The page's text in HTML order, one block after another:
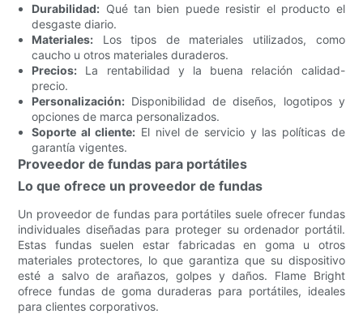
Durabilidad: Qué tan bien puede resistir el producto el
desgaste diario.
Materiales: Los tipos de materiales utilizados, como
caucho u otros materiales duraderos.
Precios: La rentabilidad y la buena relación calidad-
precio.
Personalización: Disponibilidad de diseños, logotipos y
opciones de marca personalizados.
Soporte al cliente: El nivel de servicio y las políticas de
garantía vigentes.
Proveedor de fundas para portátiles
Lo que ofrece un proveedor de fundas
Un proveedor de fundas para portátiles suele ofrecer fundas
individuales diseñadas para proteger su ordenador portátil.
Estas fundas suelen estar fabricadas en goma u otros
materiales protectores, lo que garantiza que su dispositivo
esté a salvo de arañazos, golpes y daños. Flame Bright
ofrece fundas de goma duraderas para portátiles, ideales
para clientes corporativos.